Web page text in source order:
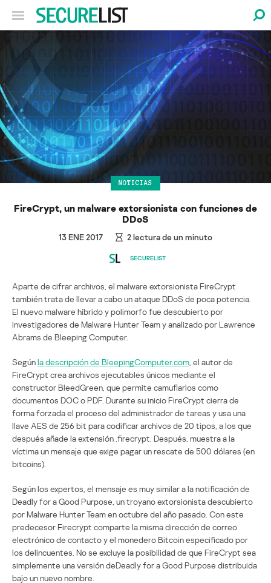
NOTICIAS
FireCrypt, un malware extorsionista con funciones de
DDoS
13 ENE 2017 2lectura de un minuto
SECURELIST
Aparte de cifrar archivos, el malware extorsionista FireCrypt
también trata de llevar a cabo un ataque DDoS de poca potencia.
El nuevo malware híbrido y polimorfo fue descubierto por
investigadores de Malware Hunter Team y analizado por Lawrence
Abrams de Bleeping Computer.
Segúnla descripción de BleepingComputer.com , el autor de
FireCrypt crea archivos ejecutables únicos mediante el
constructor BleedGreen, que permite camuflarlos como
documentos DOC o PDF. Durante su inicio FireCrypt cierra de
forma forzada el proceso del administrador de tareas y usa una
llave AES de 256 bit para codificar archivos de 20 tipos, a los que
después añade la extensión .firecrypt. Después, muestra a la
víctima un mensaje que exige pagar un rescate de 500 dólares (en
bitcoins).
Según los expertos, el mensaje es muy similar a la notificación de
Deadly for a Good Purpose, un troyano extorsionista descubierto
por Malware Hunter Team en octubre del año pasado. Con este
predecesor Firecrypt comparte la misma dirección de correo
electrónico de contacto y el monedero Bitcoin especificado por
los delincuentes. No se excluye la posibilidad de que FireCrypt sea
simplemente una versión deDeadly for a Good Purpose distribuida
bajo un nuevo nombre.